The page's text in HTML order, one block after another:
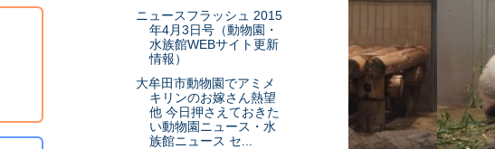
ニュースフラッシュ 2015
年4月3日号（動物園・
水族館WEBサイト更新
情報）
大牟田市動物園でアミメ
キリンのお嫁さん熱望
他 今日押さえておきた
い動物園ニュース・水
族館ニュース セ...